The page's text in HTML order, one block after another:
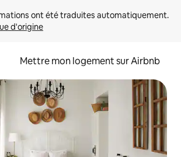
d'origine
Mettre mon logement sur Airbnb